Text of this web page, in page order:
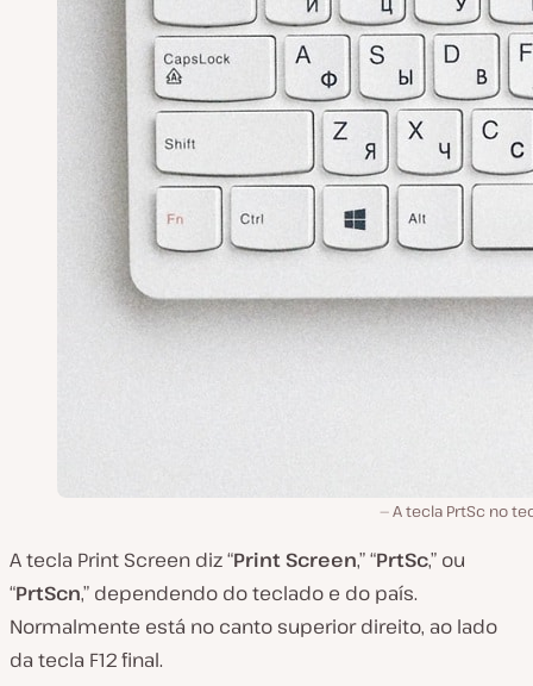
A tecla PrtSc no
A tecla Print Screen diz “Print Screen,” “PrtSc,” ou
“PrtScn,” dependendo do teclado e do país.
Normalmente está no canto superior direito, ao lado
da tecla F12 final.